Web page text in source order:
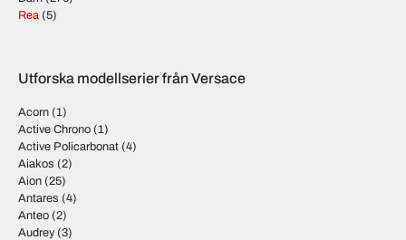
Rea (5)
Utforska modellserier från Versace
Acorn (1)
Active Chrono (1)
Active Policarbonat (4)
Aiakos (2)
Aion (25)
Antares (4)
Anteo (2)
Audrey(3)